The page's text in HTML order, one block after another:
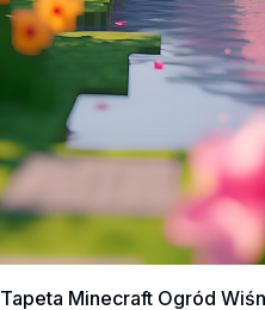
Tapeta Minecraft Ogród